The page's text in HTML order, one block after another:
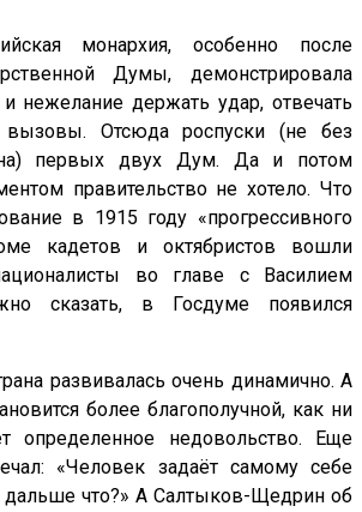
монархия, особенно после
Думы, демонстрировала
нежелание держать удар, отвечать
вызовы. Отсюда роспуски (не без
первых двух Дум. Да и потом
правительство не хотело. Что
в 1915 году «прогрессивного
кадетов и октябристов вошли
во главе с Василием
сказать, в Госдуме появился
развивалась очень динамично. А
более благополучной, как ни
определенное недовольство. Еще
«Человек задаёт самому себе
дальше что?» А Салтыков-Щедрин об